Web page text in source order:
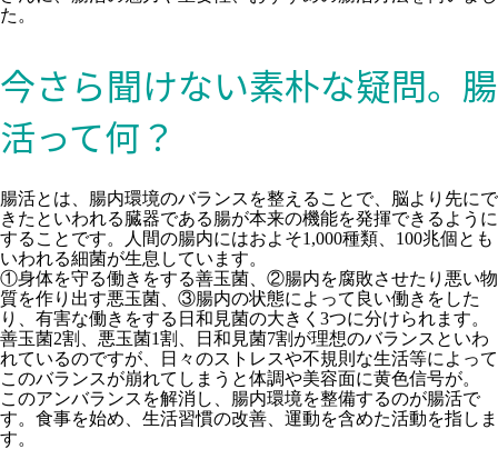
た。
今さら聞けない素朴な疑問。腸
活って何？
腸活とは、腸内環境のバランスを整えることで、脳より先にで
きたといわれる臓器である腸が本来の機能を発揮できるように
することです。人間の腸内にはおよそ1,000種類、100兆個とも
いわれる細菌が生息しています。
①身体を守る働きをする善玉菌、②腸内を腐敗させたり悪い物
質を作り出す悪玉菌、③腸内の状態によって良い働きをした
り、有害な働きをする日和見菌の大きく3つに分けられます。
善玉菌2割、悪玉菌1割、日和見菌7割が理想のバランスといわ
れているのですが、日々のストレスや不規則な生活等によって
このバランスが崩れてしまうと体調や美容面に黄色信号が。
このアンバランスを解消し、腸内環境を整備するのが腸活で
す。食事を始め、生活習慣の改善、運動を含めた活動を指しま
す。